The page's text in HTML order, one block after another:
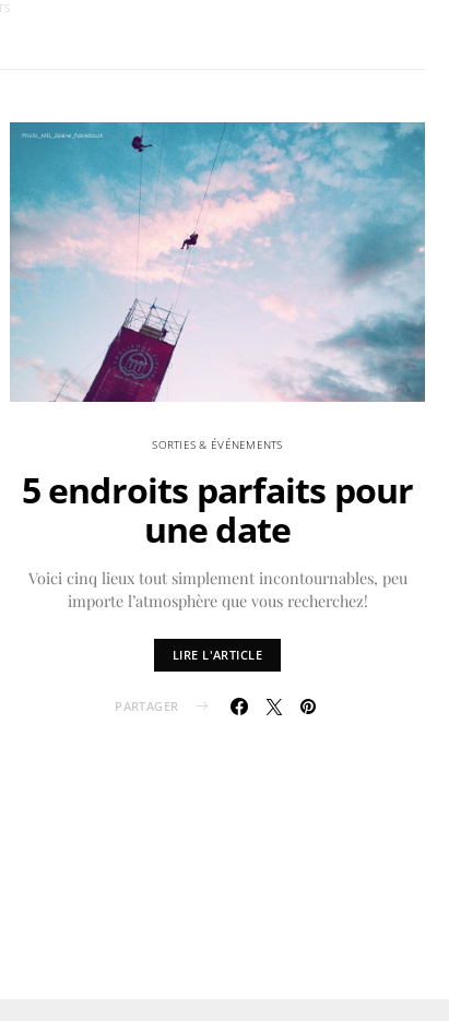
SORTIES & ÉVÉNEMENTS
5 endroits parfaits pour
une date
Voici cinq lieux tout simplement incontournables, peu
importe l’atmosphère que vous recherchez!
LIRE L'ARTICLE
PARTAGER